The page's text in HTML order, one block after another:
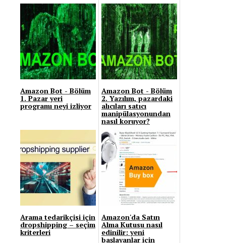
Amazon Bot - Bölüm
1. Pazar yeri
programı neyi izliyor
Amazon Bot - Bölüm
2. Yazılım, pazardaki
alıcıları satıcı
manipülasyonundan
nasıl koruyor?
Arama tedarikçisi için
dropshipping – seçim
kriterleri
Amazon'da Satın
Alma Kutusu nasıl
edinilir: yeni
başlayanlar için